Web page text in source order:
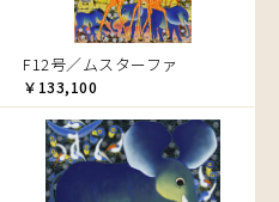
F12号／ムスターファ
￥133,100